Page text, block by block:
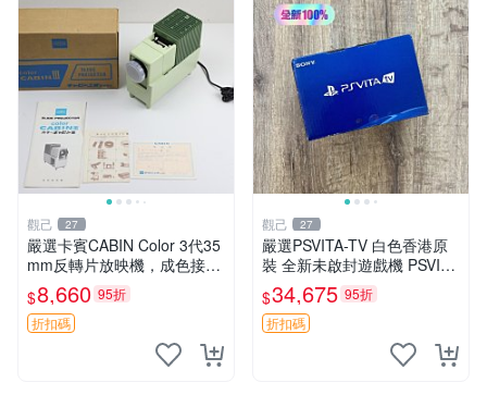
觀己 27
嚴選卡賓CABIN Color 3代35
mm反轉片放映機，成色接近
全新，隨附原裝說明書與包裝
盒，支持110V電源 反轉片放
映機 CABIN Color
$8,660 95折
折扣碼
觀己 27
嚴選PSVITA-TV 白色香港原
裝 全新未啟封遊戲機 PSVITA
TV 行貨 電腦遊戲機 新款 全
套配件齊全
$34,675 95折
折扣碼